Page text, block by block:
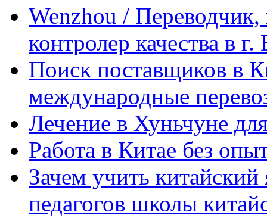
Wenzhou / Переводчик,
контролер качества в
Поиск поставщиков в
международные
Лечение в Хуньчуне
Работа в Китае без
Зачем учить
педагогов школы